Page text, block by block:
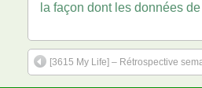
la façon dont les données
[3615 My Life] – Rétrospective